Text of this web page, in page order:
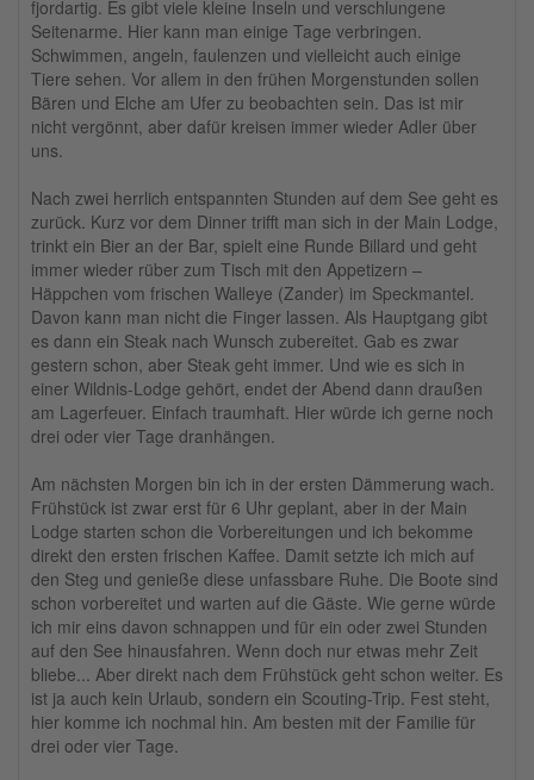
fjordartig. Es gibt viele kleine Inseln und verschlungene
Seitenarme. Hier kann man einige Tage verbringen.
Schwimmen, angeln, faulenzen und vielleicht auch einige
Tiere sehen. Vor allem in den frühen Morgenstunden sollen
Bären und Elche am Ufer zu beobachten sein. Das ist mir
nicht vergönnt, aber dafür kreisen immer wieder Adler über
uns.
Nach zwei herrlich entspannten Stunden auf dem See geht es
zurück. Kurz vor dem Dinner trifft man sich in der Main Lodge,
trinkt ein Bier an der Bar, spielt eine Runde Billard und geht
immer wieder rüber zum Tisch mit den Appetizern –
Häppchen vom frischen Walleye (Zander) im Speckmantel.
Davon kann man nicht die Finger lassen. Als Hauptgang gibt
es dann ein Steak nach Wunsch zubereitet. Gab es zwar
gestern schon, aber Steak geht immer. Und wie es sich in
einer Wildnis-Lodge gehört, endet der Abend dann draußen
am Lagerfeuer. Einfach traumhaft. Hier würde ich gerne noch
drei oder vier Tage dranhängen.
Am nächsten Morgen bin ich in der ersten Dämmerung wach.
Frühstück ist zwar erst für 6 Uhr geplant, aber in der Main
Lodge starten schon die Vorbereitungen und ich bekomme
direkt den ersten frischen Kaffee. Damit setzte ich mich auf
den Steg und genieße diese unfassbare Ruhe. Die Boote sind
schon vorbereitet und warten auf die Gäste. Wie gerne würde
ich mir eins davon schnappen und für ein oder zwei Stunden
auf den See hinausfahren. Wenn doch nur etwas mehr Zeit
bliebe... Aber direkt nach dem Frühstück geht schon weiter. Es
ist ja auch kein Urlaub, sondern ein Scouting-Trip. Fest steht,
hier komme ich nochmal hin. Am besten mit der Familie für
drei oder vier Tage.